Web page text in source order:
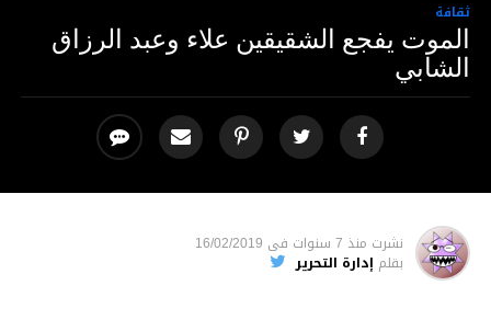
ثقافة
الموت يفجع الشقيقين علاء وعبد الرزاق
الشابي
نشرت منذ 7 سنوات فى 16/02/2019
بقلم إدارة التحرير